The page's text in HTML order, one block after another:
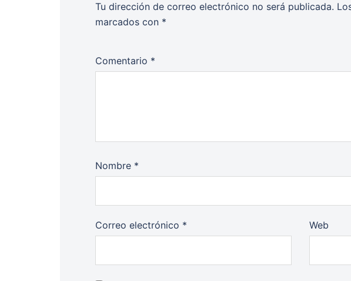
Tu dirección de correo electrónico no será publicada.
marcados con *
Comentario *
Nombre *
Correo electrónico * Web